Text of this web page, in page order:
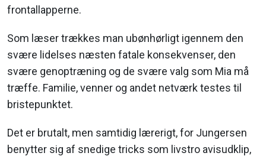
frontallapperne.
Som læser trækkes man ubønhørligt igennem den
svære lidelses næsten fatale konsekvenser, den
svære genoptræning og de svære valg som Mia må
træffe. Familie, venner og andet netværk testes til
bristepunktet.
Det er brutalt, men samtidig lærerigt, for Jungersen
benytter sig af snedige tricks som livstro avisudklip,